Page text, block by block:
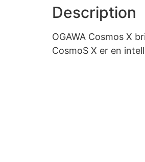
Description
OGAWA Cosmos X
CosmoS X er en